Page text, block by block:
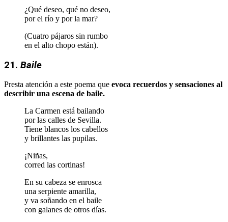
¿Qué deseo, qué no deseo,
por el río y por la mar?
(Cuatro pájaros sin rumbo
en el alto chopo están).
21. Baile
Presta atención a este poema que evoca recuerdos y sensaciones al
describir una escena de baile.
La Carmen está bailando
por las calles de Sevilla.
Tiene blancos los cabellos
y brillantes las pupilas.
¡Niñas,
corred las cortinas!
En su cabeza se enrosca
una serpiente amarilla,
y va soñando en el baile
con galanes de otros días.